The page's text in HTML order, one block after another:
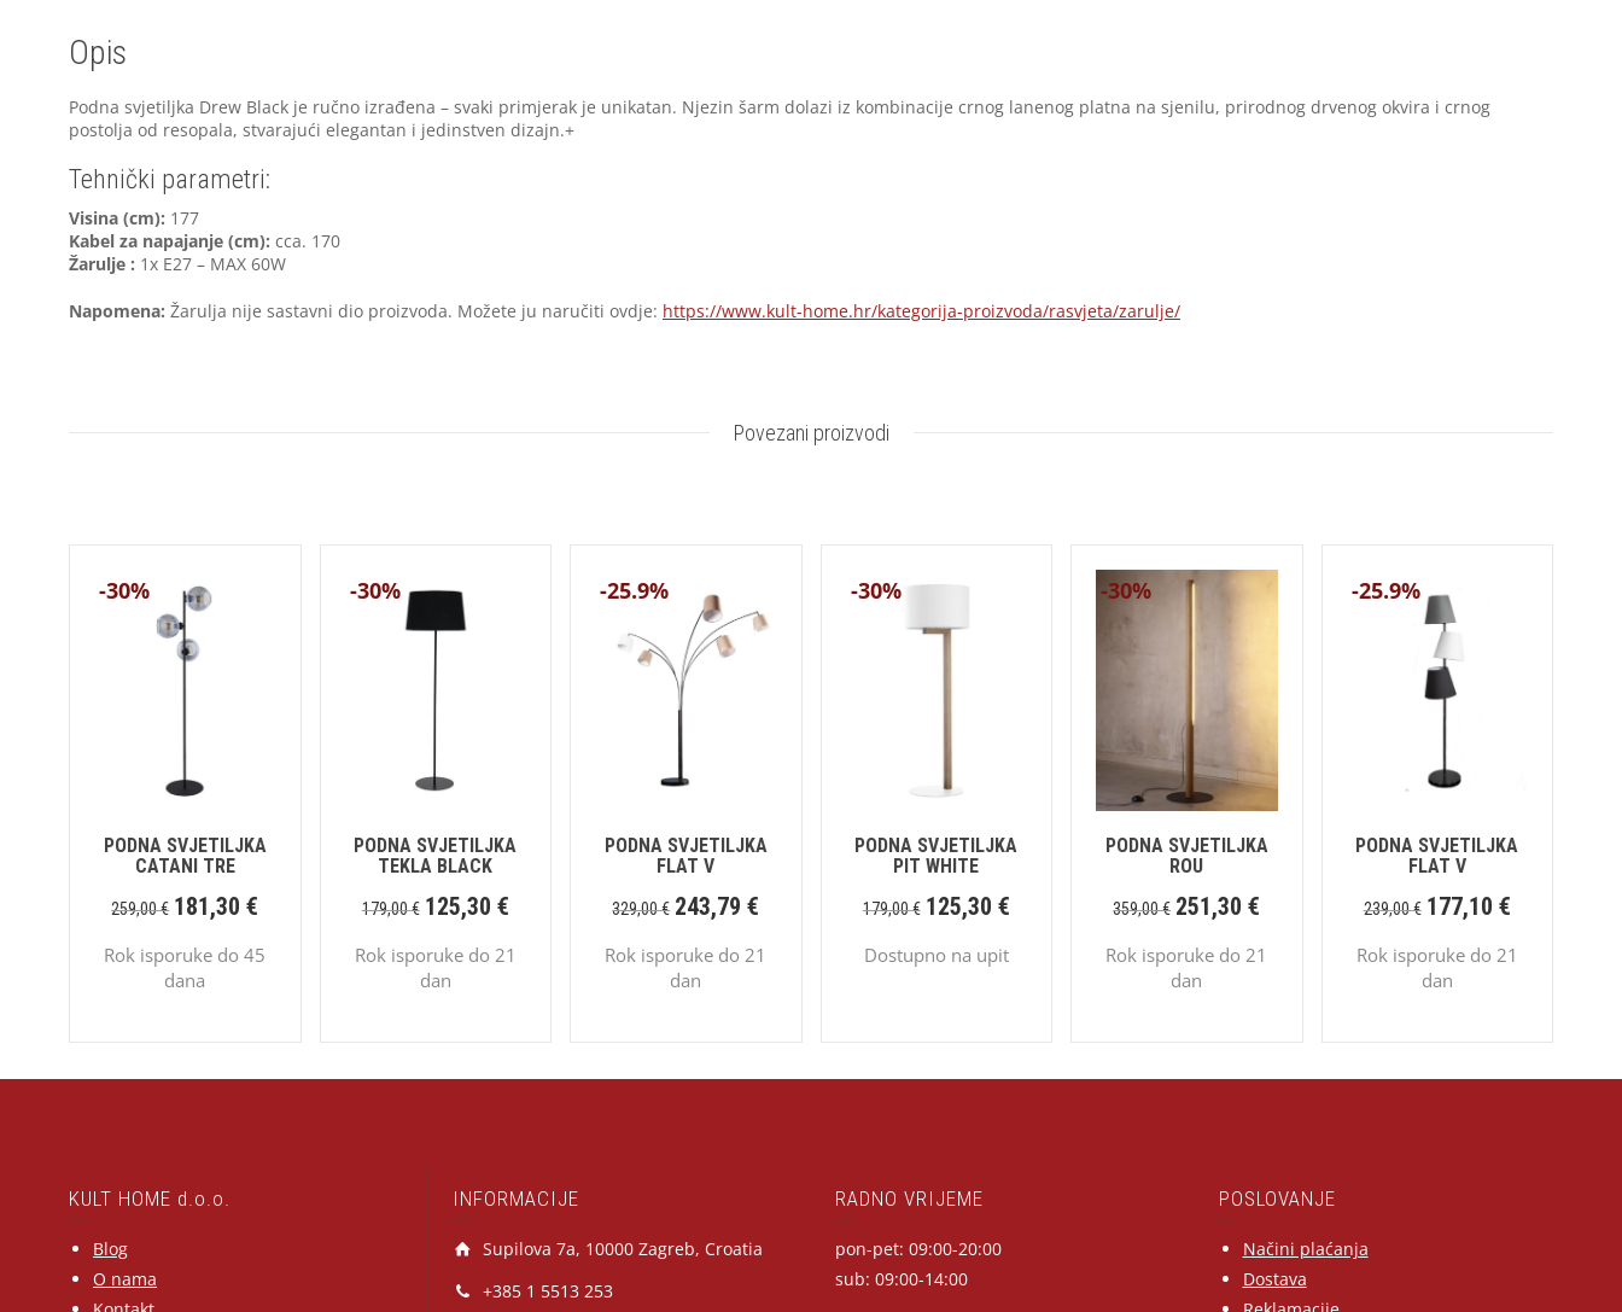
Opis
Podna svjetiljka Drew Black je ručno izrađena – svaki primjerak je unikatan. Njezin šarm dolazi iz kombinacije crnog lanenog platna na sjenilu, prirodnog drvenog okvira i crnog
postolja od resopala, stvarajući elegantan i jedinstven dizajn.+
Tehnički parametri:
Visina (cm): 177
Kabel za napajanje (cm): cca. 170
Žarulje : 1x E27 – MAX 60W
Napomena: Žarulja nije sastavni dio proizvoda. Možete ju naručiti ovdje: https://www.kult-home.hr/kategorija-proizvoda/rasvjeta/zarulje/
Povezani proizvodi
-30%
PODNA SVJETILJKA
CATANI TRE
259,00€ 181,30€
Rok isporuke do 45
dana
-30%
PODNA SVJETILJKA
TEKLA BLACK
179,00€ 125,30 €
Rok isporuke do 21
dan
-25.9%
PODNA SVJETILJKA
FLAT V
329,00€ 243,79€
Rok isporuke do 21
dan
-30%
PODNA SVJETILJKA
PIT WHITE
179,00€ 125,30 €
Dostupno na upit
-30%
PODNA SVJETILJKA
ROU
359,00€ 251,30€
Rok isporuke do 21
dan
-25.9%
PODNA SVJETILJKA
FLAT V
239,00€ 177,10 €
Rok isporuke do 21
dan
KULT HOME d.o.o.
Blog
O nama
INFORMACIJE
Supilova 7a, 10000 Zagreb, Croatia
+385 1 5513 253
RADNO VRIJEME
pon-pet: 09:00-20:00
sub: 09:00-14:00
POSLOVANJE
Načini plaćanja
Dostava